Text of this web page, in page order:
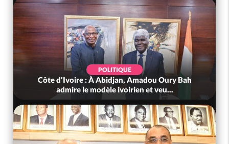
POLITIQUE
Côte d'Ivoire : À Abidjan, Amadou Oury Bah
admire le modèle ivoirien et veu...